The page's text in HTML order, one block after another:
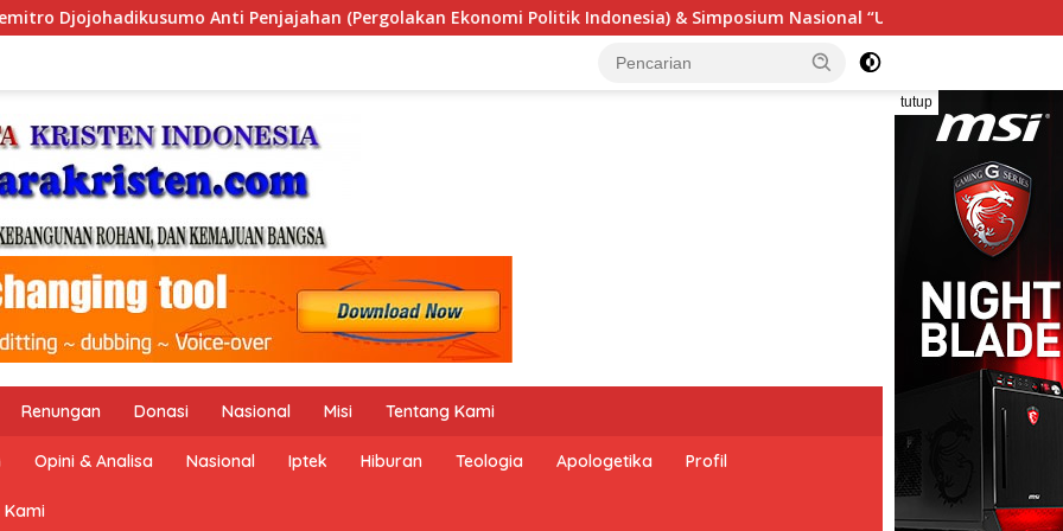
Ekonomi Politik Indonesia) & Simposium Nasional “Urgensi Undang-Undang Perekonomian Nasional dan Kesejahteraan
tutup
Renungan Donasi Nasional Misi Tentang Kami
Opini & Analisa Nasional Iptek Hiburan Teologia Apologetika Profil
Kami